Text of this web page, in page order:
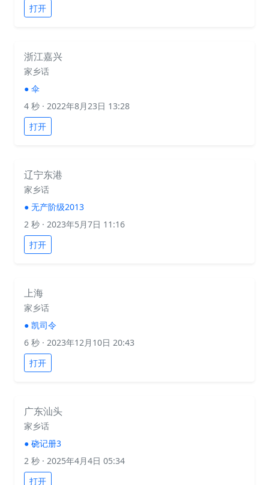
打开
浙江嘉兴
家乡话
● 伞
4 秒 · 2022年8月23日 13:28
打开
辽宁东港
家乡话
● 无产阶级2013
2 秒 · 2023年5月7日 11:16
打开
上海
家乡话
● 凯司令
6 秒 · 2023年12月10日 20:43
打开
广东汕头
家乡话
● 硗记册3
2 秒 · 2025年4月4日 05:34
打开